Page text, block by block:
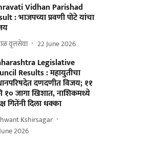
Vidhan Parishad
: भाजपच्या प्रवणी पोटे यांचा
वृत्तसेवा 22 June 2026
Legislative
Results : महायुतीचा
दणदणीत विजय; ११
१० जागा खिशात, नाशिकमध्ये
गितेंनी दिला धक्का
Kshirsagar
2026